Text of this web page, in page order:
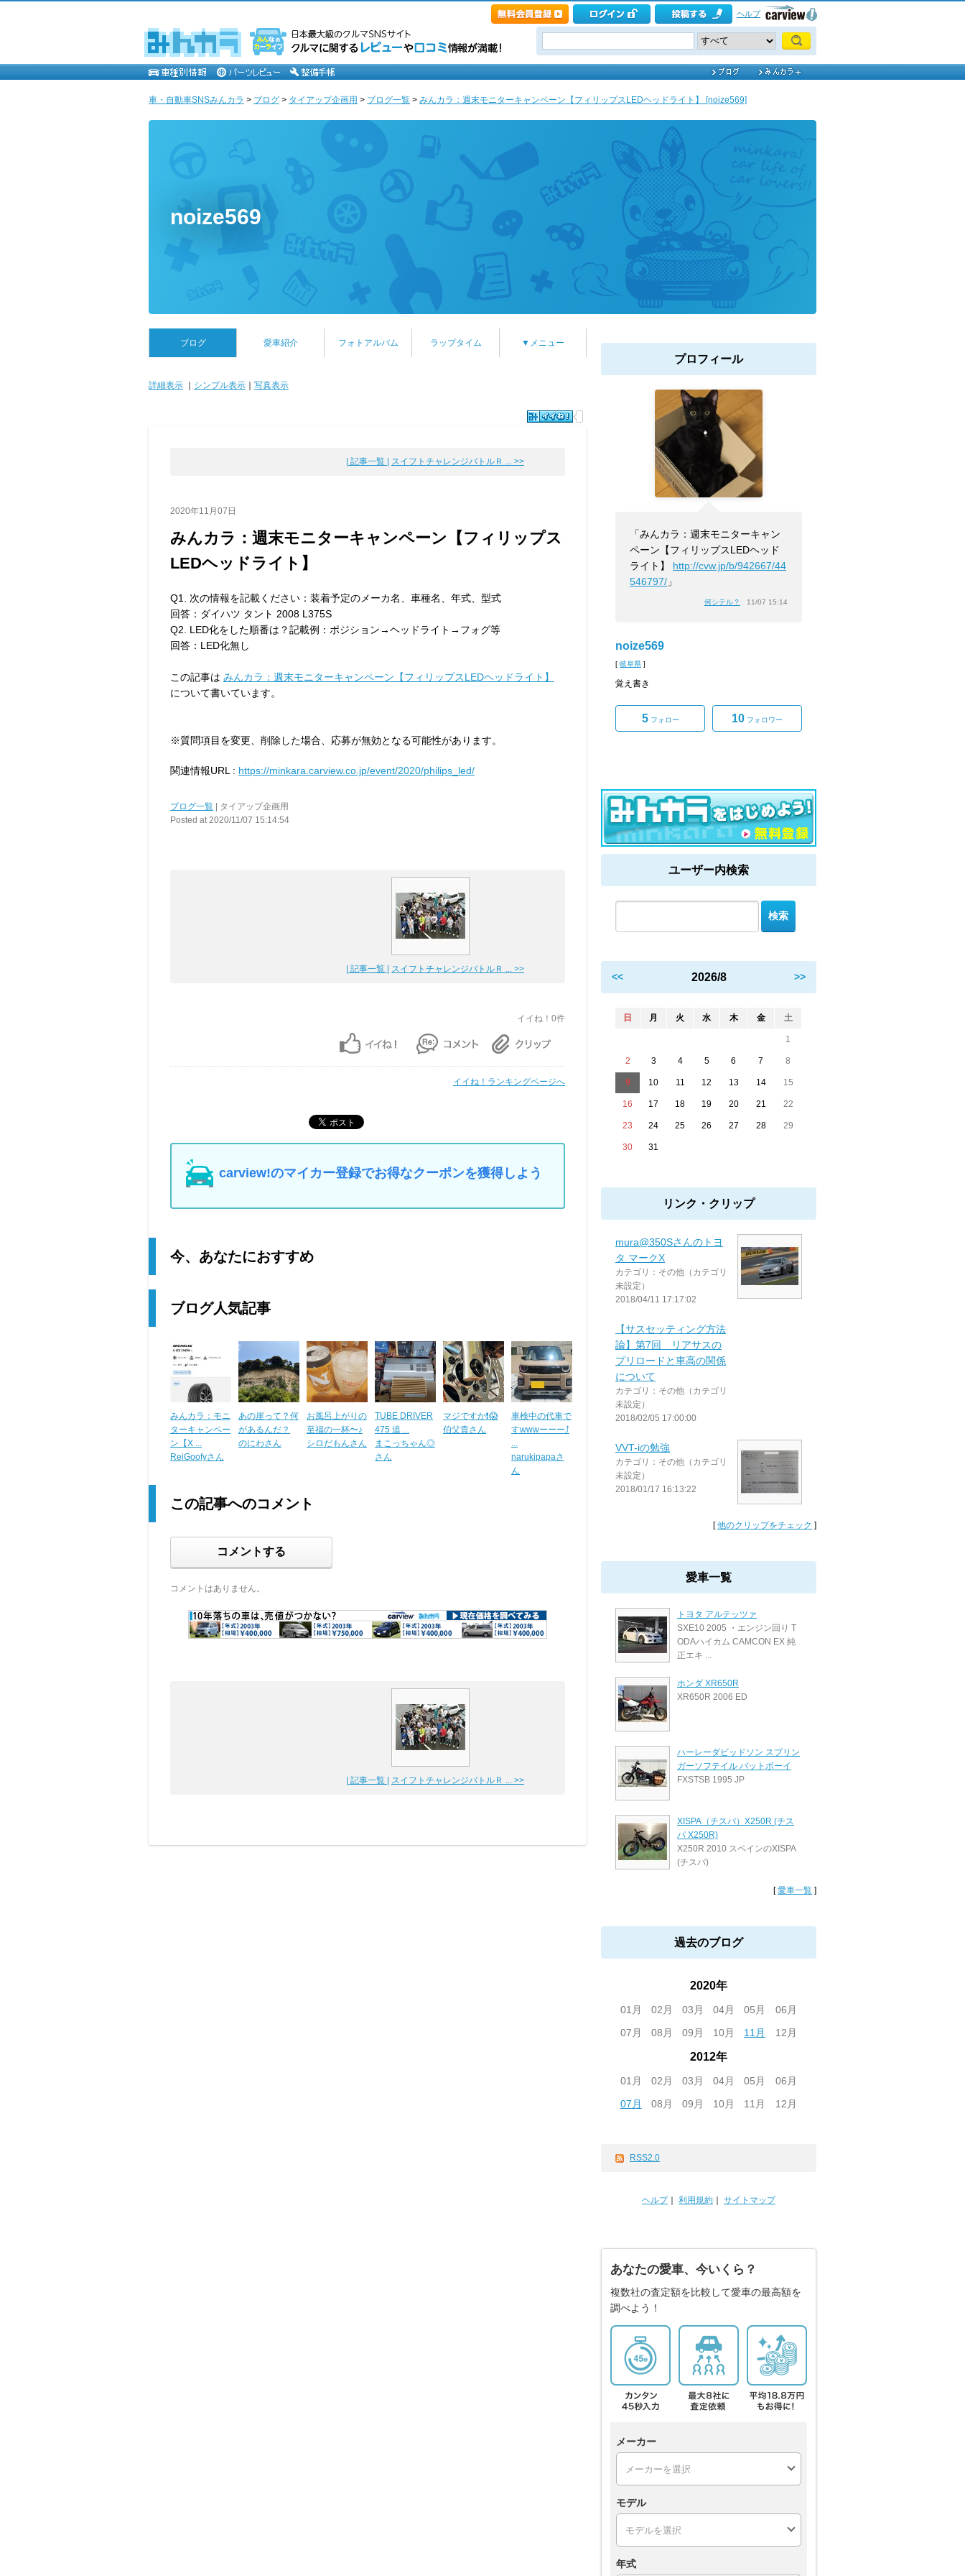
ヘルプ
車・自動車SNSみんカラ > ブログ > タイアップ企画用 > ブログ一覧 > みんカラ：週末モニターキャンペーン【フィリップスLEDヘッドライト】 [noize569]
noize569
ブログ 愛車紹介 フォトアルバム ラップタイム ▼メニュー
詳細表示 シンプル表示 写真表示
| 記事一覧 | スイフトチャレンジバトルＲ ... >>
2020年11月07日
みんカラ：週末モニターキャンペーン【フィリップス
LEDヘッドライト】
Q1. 次の情報を記載ください：装着予定のメーカ名、車種名、年式、型式
回答：ダイハツ タント 2008 L375S
Q2. LED化をした順番は？記載例：ポジション→ヘッドライト→フォグ等
回答：LED化無し
この記事は みんカラ：週末モニターキャンペーン【フィリップスLEDヘッドライト】
について書いています。
※質問項目を変更、削除した場合、応募が無効となる可能性があります。
関連情報URL : https://minkara.carview.co.jp/event/2020/philips_led/
ブログ一覧 | タイアップ企画用
Posted at 2020/11/07 15:14:54
| 記事一覧 | スイフトチャレンジバトルＲ ... >>
イイね！0件
イイね！ランキングページへ
carview!のマイカー登録でお得なクーポンを獲得しよう
今、あなたにおすすめ
ブログ人気記事
みんカラ：モニ
ターキャンペー
ン【X ...
ReiGoofyさん
あの崖って？何
があるんだ？
のにわさん
お風呂上がりの
至福の一杯〜♪
シロだもんさん
TUBE DRIVER
475 追 ...
まこっちゃん◎
さん
マジですか❗️😱
伯父貴さん
車検中の代車で
すwwwーーー⤴️
narukipapaさ
ん
この記事へのコメント
コメントする
コメントはありません。
| 記事一覧 | スイフトチャレンジバトルＲ ... >>
プロフィール
「みんカラ：週末モニターキャン
ペーン【フィリップスLEDヘッド
ライト】 http://cvw.jp/b/942667/44
546797/ 」
何シテル？ 11/07 15:14
noize569
[ 岐阜県 ]
覚え書き
5フォロー 10 フォロワー
ユーザー内検索
<< 2026/8 >>
日 月 火 水 木 金 土
1
2 3 4 5 6 7 8
9 10 11 12 13 14 15
16 17 18 19 20 21 22
23 24 25 26 27 28 29
30 31
リンク・クリップ
mura@350Sさんのトヨ
タ マークX
カテゴリ：その他（カテゴリ
未設定）
2018/04/11 17:17:02
【サスセッティング方法
論】第7回 リアサスの
プリロードと車高の関係
について
カテゴリ：その他（カテゴリ
未設定）
2018/02/05 17:00:00
VVT-iの勉強
カテゴリ：その他（カテゴリ
未設定）
2018/01/17 16:13:22
[他のクリップをチェック ]
愛車一覧
トヨタ アルテッツァ
SXE10 2005 ・エンジン回り T
ODAハイカム CAMCON EX 純
正エキ ...
ホンダ XR650R
XR650R 2006 ED
ハーレーダビッドソン スプリン
ガーソフテイル バットボーイ
FXSTSB 1995 JP
XISPA（チスパ）X250R (チス
パ X250R)
X250R 2010 スペインのXISPA
(チスパ)
[愛車一覧 ]
過去のブログ
2020年
01月 02月 03月 04月 05月
06月
07月
08月 09月 10月 11月 12月
2012年
01月 02月 03月 04月 05月
06月
07月
08月 09月 10月 11月 12月
RSS2.0
ヘルプ｜ 利用規約 サイトマップ
あなたの愛車、今いくら？
複数社の査定額を比較して愛車の最高額を
調べよう！
メーカー
モデル
年式